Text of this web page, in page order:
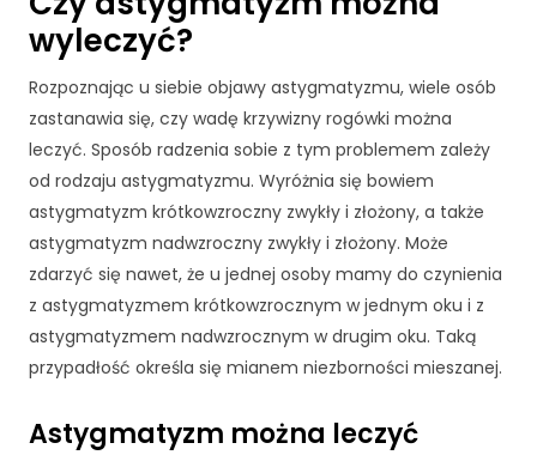
wyleczyć?
Rozpoznając u siebie objawy astygmatyzmu, wiele osób
zastanawia się, czy wadę krzywizny rogówki można
leczyć. Sposób radzenia sobie z tym problemem zależy
od rodzaju astygmatyzmu. Wyróżnia się bowiem
astygmatyzm krótkowzroczny zwykły i złożony, a także
astygmatyzm nadwzroczny zwykły i złożony. Może
zdarzyć się nawet, że u jednej osoby mamy do czynienia
z astygmatyzmem krótkowzrocznym w jednym oku i z
astygmatyzmem nadwzrocznym w drugim oku. Taką
przypadłość określa się mianem niezborności mieszanej.
Astygmatyzm można leczyć
i
o
p
r
a
fu
n
k
cj
n
n